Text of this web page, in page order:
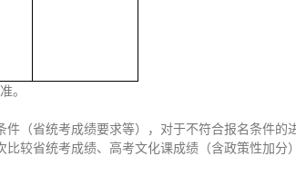
。
（省统考成绩要求等），对于不符合报名条件的
较省统考成绩、高考文化课成绩（含政策性加分